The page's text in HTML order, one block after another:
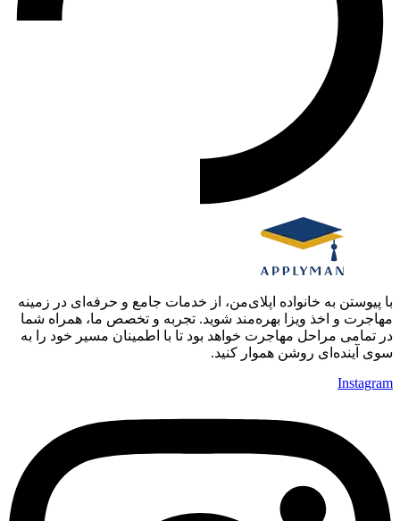
با پیوستن به خانواده اپلای‌من، از خدمات جامع و حرفه‌ای در زمینه
مهاجرت و اخذ ویزا بهره‌مند شوید. تجربه و تخصص ما، همراه شما
در تمامی مراحل مهاجرت خواهد بود تا با اطمینان مسیر خود را به
سوی آینده‌ای روشن هموار کنید.
Instagram